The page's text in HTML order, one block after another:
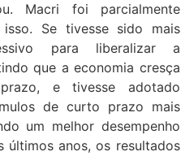
Macri foi parcialmente
isso. Se tivesse sido mais
para liberalizar a
que a economia cresça
e tivesse adotado
de curto prazo mais
um melhor desempenho
últimos anos, os resultados